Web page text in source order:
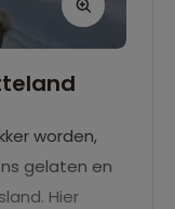
worden,
gelaten en
Hier